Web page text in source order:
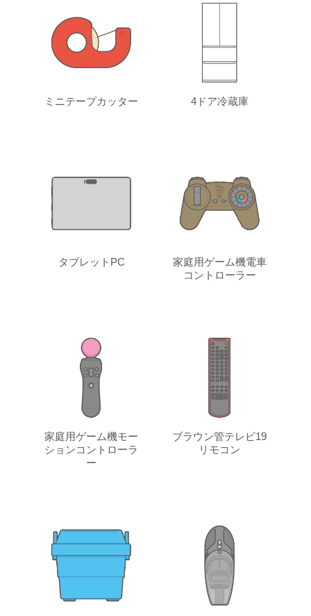
ミニテープカッター 4ドア冷蔵庫
タブレットPC
家庭用ゲーム機電車
コントローラー
家庭用ゲーム機モー
ションコントローラ
ー
ブラウン管テレビ19
リモコン